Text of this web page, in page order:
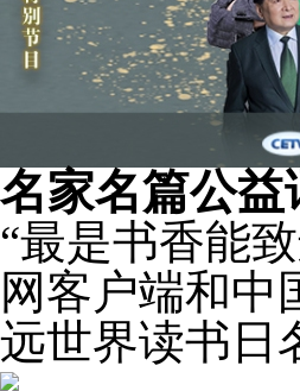
名家名篇公益
“最是书香能
网客户端和中
远世界读书日